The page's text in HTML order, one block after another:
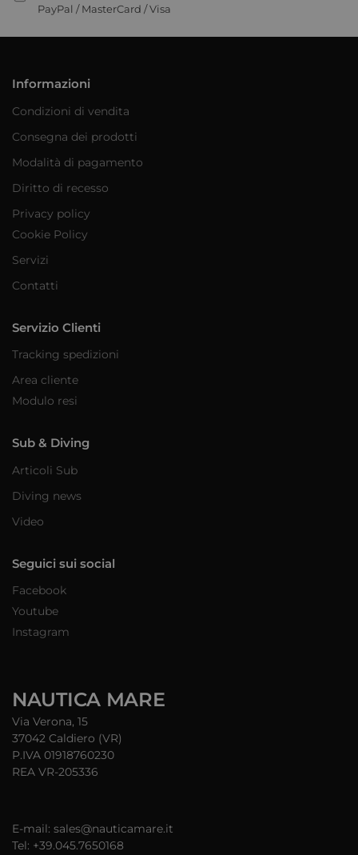
PayPal / MasterCard / Visa
Informazioni
Condizioni di vendita
Consegna dei prodotti
Modalità di pagamento
Diritto di recesso
Privacy policy
Cookie Policy
Servizi
Contatti
Servizio Clienti
Tracking spedizioni
Area cliente
Modulo resi
Sub & Diving
Articoli Sub
Diving news
Video
Seguici sui social
Facebook
Youtube
Instagram
NAUTICA MARE
Via Verona, 15
37042 Caldiero (VR)
P.IVA 01918760230
REA VR-205336
E-mail: sales@nauticamare.it
Tel: +39.045.7650168